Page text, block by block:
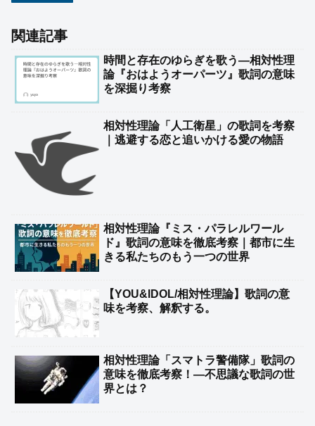
関連記事
時間と存在のゆらぎを歌う―相対性理
論『おはようオーパーツ』歌詞の意味
を深掘り考察
相対性理論「人工衛星」の歌詞を考察
｜逃避する恋と追いかける愛の物語
相対性理論『ミス・パラレルワール
ド』歌詞の意味を徹底考察｜都市に生
きる私たちのもう一つの世界
【YOU&IDOL/相対性理論】歌詞の意
味を考察、解釈する。
相対性理論「スマトラ警備隊」歌詞の
意味を徹底考察！―不思議な歌詞の世
界とは？